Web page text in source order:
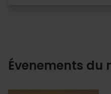
Évenements du